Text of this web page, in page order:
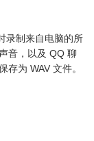
录制来自电脑的所
音，以及 QQ 聊
为 WAV 文件。